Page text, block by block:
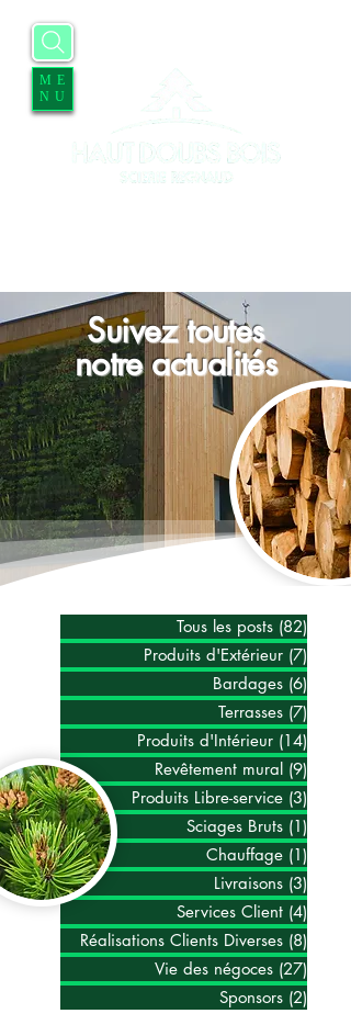
ME
NU
Suivez toutes
notre actualités
Tous les posts (82)
Produits d'Extérieur (7)
Bardages (6)
Terrasses (7)
Produits d'Intérieur (14)
Revêtement mural (9)
Produits Libre-service (3)
Sciages Bruts (1)
Chauffage (1)
Livraisons (3)
Services Client (4)
Réalisations Clients Diverses (8)
Vie des négoces (27)
Sponsors (2)